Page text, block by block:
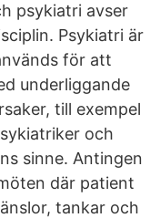
psykiatri avser
Psykiatri är
för att
underliggande
till exempel
och
sinne. Antingen
där patient
tankar och